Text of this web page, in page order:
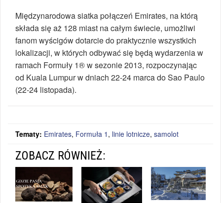
Międzynarodowa siatka połączeń Emirates, na którą
składa się aż 128 miast na całym świecie, umożliwi
fanom wyścigów dotarcie do praktycznie wszystkich
lokalizacji, w których odbywać się będą wydarzenia w
ramach Formuły 1® w sezonie 2013, rozpoczynając
od Kuala Lumpur w dniach 22-24 marca do Sao Paulo
(22-24 listopada).
Tematy: Emirates, Formuła 1 , linie lotnicze, samolot
ZOBACZ RÓWNIEŻ: